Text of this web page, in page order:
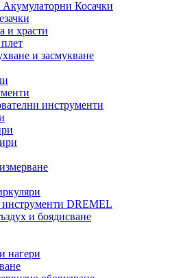
Косачки
и храсти
и засмукване
инструменти
DREMEL
и боядисване
нагери